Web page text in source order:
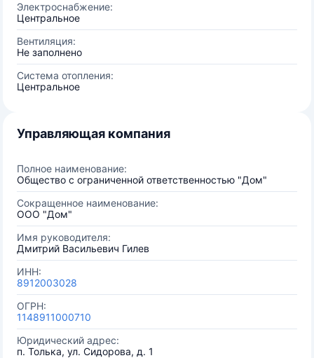
Электроснабжение:
Центральное
Вентиляция:
Не заполнено
Система отопления:
Центральное
Управляющая компания
Полное наименование:
Общество с ограниченной ответственностью "Дом"
Сокращенное наименование:
ООО "Дом"
Имя руководителя:
Дмитрий Васильевич Гилев
ИНН:
8912003028
ОГРН:
1148911000710
Юридический адрес:
п. Толька, ул. Сидорова, д. 1